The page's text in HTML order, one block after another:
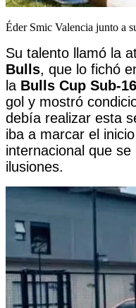
Éder Smic Valencia junto a
Su talento llamó la
Bulls, que lo fichó
la Bulls Cup Sub-16
gol y mostró
debía realizar esta
iba a marcar el
internacional que
ilusiones.